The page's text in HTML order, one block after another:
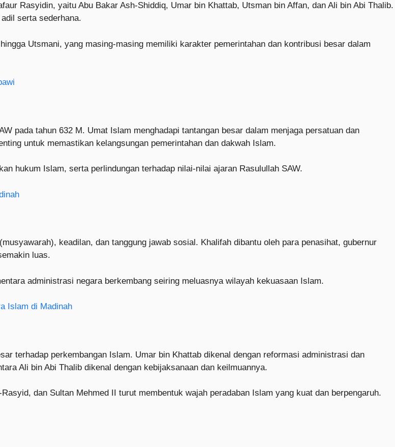
Rasyidin, yaitu Abu Bakar Ash-Shiddiq, Umar bin Khattab, Utsman bin Affan, dan Ali bin Abi Thalib.
serta sederhana.
Utsmani, yang masing-masing memiliki karakter pemerintahan dan kontribusi besar dalam
pada tahun 632 M. Umat Islam menghadapi tantangan besar dalam menjaga persatuan dan
untuk memastikan kelangsungan pemerintahan dan dakwah Islam.
hukum Islam, serta perlindungan terhadap nilai-nilai ajaran Rasulullah SAW.
keadilan, dan tanggung jawab sosial. Khalifah dibantu oleh para penasihat, gubernur
luas.
administrasi negara berkembang seiring meluasnya wilayah kekuasaan Islam.
Islam di Madinah
terhadap perkembangan Islam. Umar bin Khattab dikenal dengan reformasi administrasi dan
Ali bin Abi Thalib dikenal dengan kebijaksanaan dan keilmuannya.
dan Sultan Mehmed II turut membentuk wajah peradaban Islam yang kuat dan berpengaruh.